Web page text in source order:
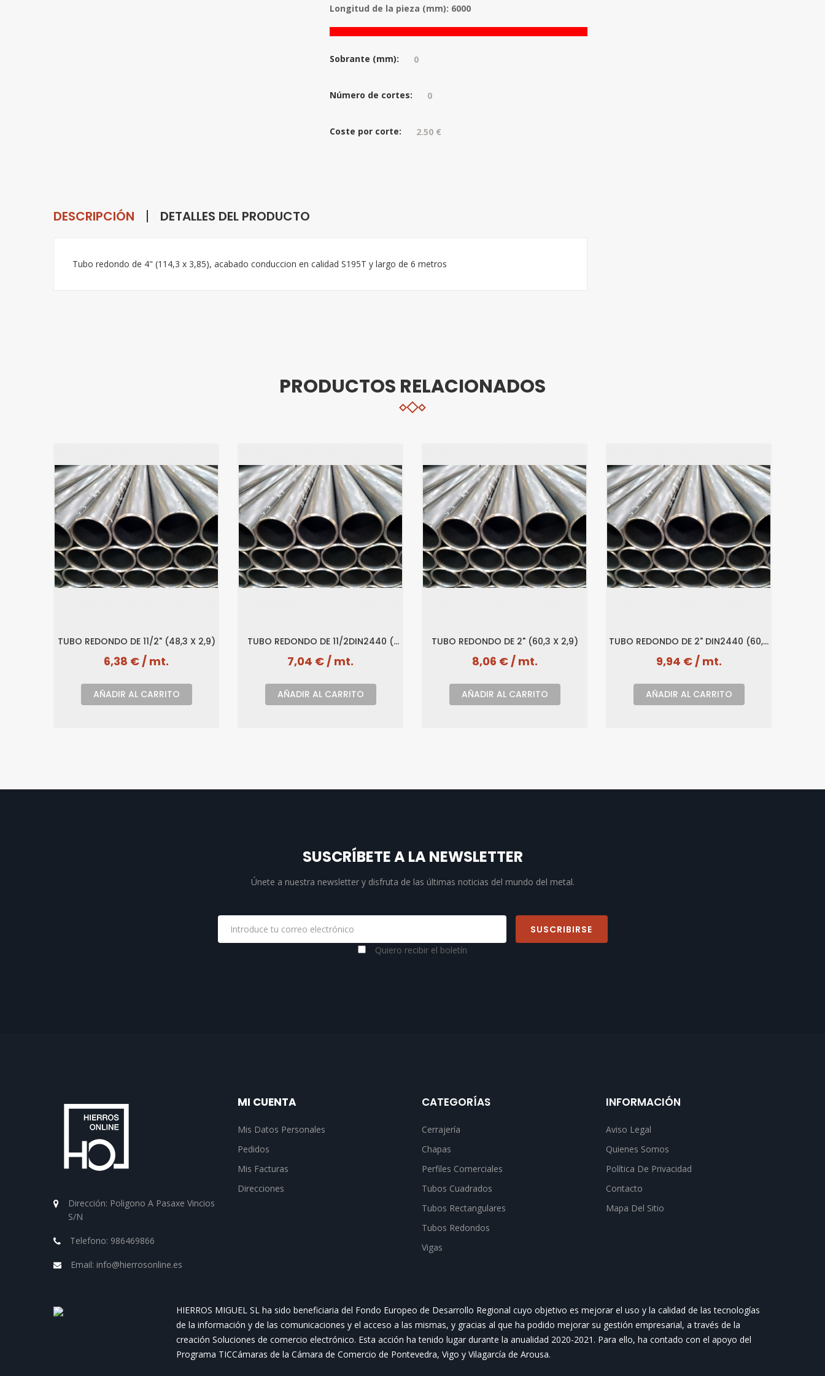
Longitud de la pieza (mm): 6000
Sobrante (mm):
Número de cortes:
Coste por corte:
DESCRIPCIÓN DETALLES DEL PRODUCTO
Tubo redondo de 4" (114,3 x 3,85), acabado conduccion en calidad S195T y largo de 6 metros
PRODUCTOS RELACIONADOS
TUBO REDONDO DE 11/2" (48,3 X 2,9)
6,38 € / mt.
AÑADIR AL CARRITO
TUBO REDONDO DE 11/2DIN2440 (
48,3 X 3,25)
7,04 € / mt.
AÑADIR AL CARRITO
TUBO REDONDO DE 2" (60,3 X 2,9)
8,06 € / mt.
AÑADIR AL CARRITO
TUBO REDONDO DE 2" DIN2440 (60,3
X 3,65)
9,94 € / mt.
AÑADIR AL CARRITO
SUSCRÍBETE A LA NEWSLETTER
Únete a nuestra newsletter y disfruta de las últimas noticias del mundo del metal.
Quiero recibir el boletín
Dirección: Poligono A Pasaxe Vincios
S/N
Telefono: 986469866
Email: info@hierrosonline.es
MI CUENTA
Mis Datos Personales
Pedidos
Mis Facturas
Direcciones
CATEGORÍAS
Cerrajería
Chapas
Perfiles Comerciales
Tubos Cuadrados
Tubos Rectangulares
Tubos Redondos
Vigas
INFORMACIÓN
Aviso Legal
Quienes Somos
Política De Privacidad
Contacto
Mapa Del Sitio
HIERROS MIGUEL SL ha sido beneficiaria del Fondo Europeo de Desarrollo Regional cuyo objetivo es mejorar el uso y la calidad de las tecnologías
de la información y de las comunicaciones y el acceso a las mismas, y gracias al que ha podido mejorar su gestión empresarial, a través de la
creación Soluciones de comercio electrónico. Esta acción ha tenido lugar durante la anualidad 2020-2021. Para ello, ha contado con el apoyo del
Programa TICCámaras de la Cámara de Comercio de Pontevedra, Vigo y Vilagarcía de Arousa.